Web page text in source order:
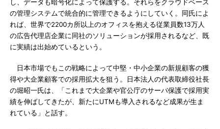
し、データも暗号化によって保護する。それらをクラウドベース
の管理システムで統合的に管理できるようにしていく。同氏によ
れば、世界で2200カ所以上のオフィスを抱える従業員数13万人
の広告代理店企業に同社のソリューションが採用されるなど、既
に実績は出始めているという。
日本市場でもこの戦略によって中堅・中小企業の新規顧客の獲
得や大企業顧客での採用拡大を狙う。日本法人の代表取締役社長
の堀昭一氏は、「これまで大企業や官公庁のサーバ保護で採用実
績を伸ばしてきたが、新たにUTMも導入されるなど成果が生ま
れている」と話す。